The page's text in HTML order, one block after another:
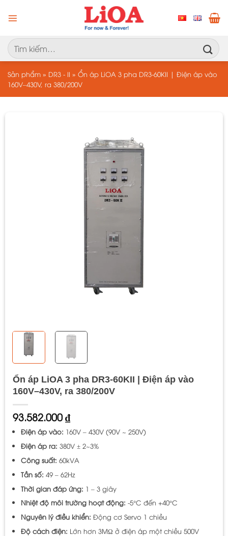
đến
Tìm
kiếm:
Sản phẩm » DR3 - II » Ổn áp LiOA 3 pha DR3-60KII | Điện áp vào
160V–430V, ra 380/200V
Ổn áp LiOA 3 pha DR3-60KII | Điện áp vào
160V–430V, ra 380/200V
93.582.000₫
Điện áp vào: 160V – 430V (90V ~ 250V)
Điện áp ra: 380V ± 2~3%
Công suất: 60kVA
Tần số: 49 – 62Hz
Thời gian đáp ứng: 1 – 3 giây
Nhiệt độ môi trường hoạt động: -5°C đến +40°C
Nguyên lý điều khiển: Động cơ Servo 1 chiều
Độ cách điện: Lớn hơn 3MΩ ở điện áp một chiều 500V